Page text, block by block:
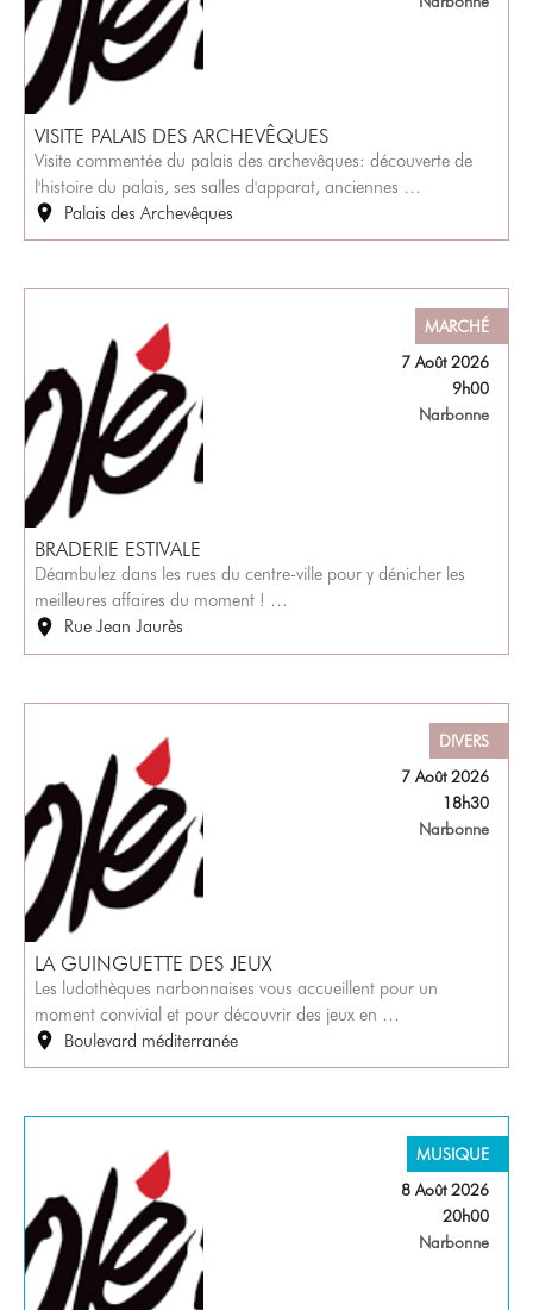
VISITE PALAIS DES ARCHEVÊQUES
Visite commentée du palais des archevêques: découverte de
l'histoire du palais, ses salles d'apparat, anciennes …
Palais des Archevêques
MARCHÉ
7 Août 2026
9h00
Narbonne
BRADERIE ESTIVALE
Déambulez dans les rues du centre-ville pour y dénicher les
meilleures affaires du moment ! …
Rue Jean Jaurès
DIVERS
7 Août 2026
18h30
Narbonne
LA GUINGUETTE DES JEUX
Les ludothèques narbonnaises vous accueillent pour un
moment convivial et pour découvrir des jeux en …
Boulevard méditerranée
MUSIQUE
8 Août 2026
20h00
Narbonne